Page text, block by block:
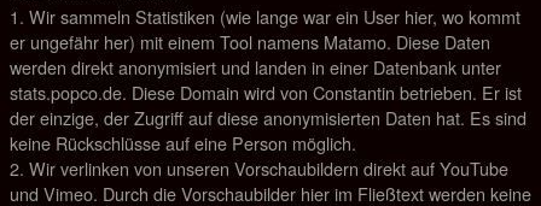
1. Wir sammeln Statistiken (wie lange war ein User hier, wo kommt
er ungefähr her) mit einem Tool namens Matamo. Diese Daten
werden direkt anonymisiert und landen in einer Datenbank unter
stats.popco.de. Diese Domain wird von Constantin betrieben. Er ist
der einzige, der Zugriff auf diese anonymisierten Daten hat. Es sind
keine Rückschlüsse auf eine Person möglich.
2. Wir verlinken von unseren Vorschaubildern direkt auf YouTube
und Vimeo. Durch die Vorschaubilder hier im Fließtext werden keine